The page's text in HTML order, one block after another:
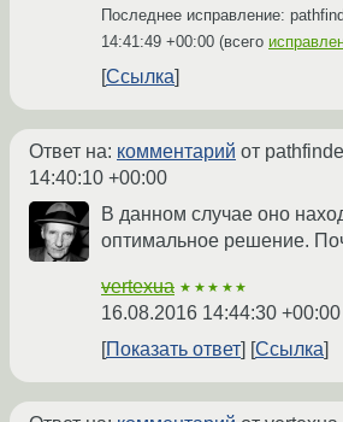
Последнее исправление:
14:41:49 +00:00 (всего
Ссылка
Ответ на: комментарий от
14:40:10 +00:00
В данном случае оно
оптимальное решение.
vertexua ★★★★★
16.08.2016 14:44:30 +00:00
Показать ответ
Ссылка